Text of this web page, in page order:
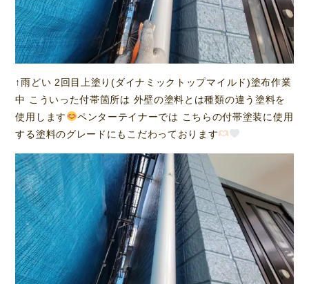
↑雨どい 2回目上塗り(ダイナミックトップマイルド)塗布作業
中 こういった付帯箇所は 外壁の塗料とは種類の違う塗料を
使用します
ペンターテイナーでは こちらの付帯塗装に使用
する塗料のグレードにもこだわっております‪